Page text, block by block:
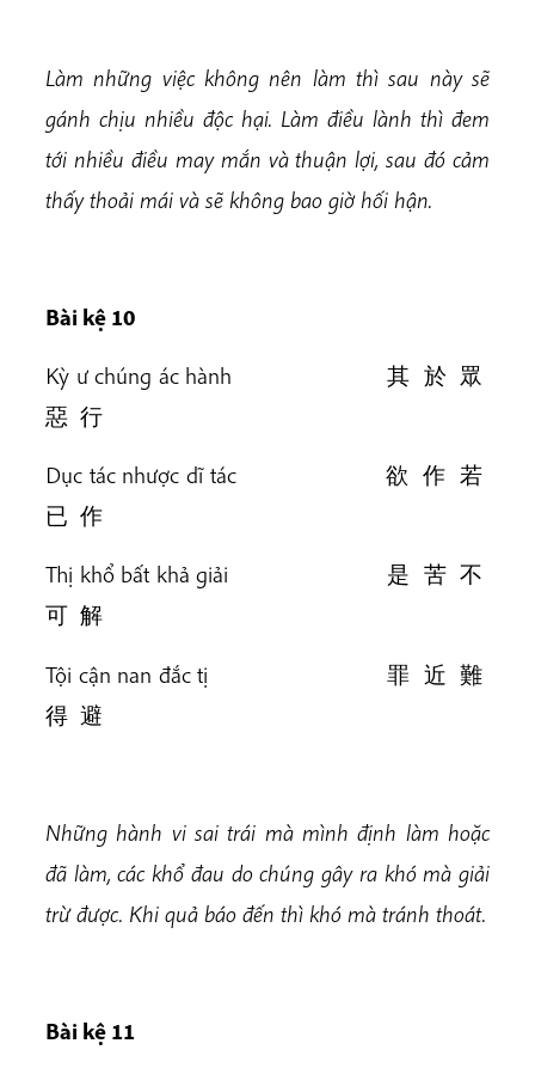
Làm những việc không nên làm thì sau này sẽ
gánh chịu nhiều độc hại. Làm điều lành thì đem
tới nhiều điều may mắn và thuận lợi, sau đó cảm
thấy thoải mái và sẽ không bao giờ hối hận.
Bài kệ 10
Kỳ ư chúng ác hành 其 於 眾
惡 行
Dục tác nhược dĩ tác 欲 作 若
已 作
Thị khổ bất khả giải 是 苦 不
可 解
Tội cận nan đắc tị 罪 近 難
得 避
Những hành vi sai trái mà mình định làm hoặc
đã làm, các khổ đau do chúng gây ra khó mà giải
trừ được. Khi quả báo đến thì khó mà tránh thoát.
Bài kệ 11